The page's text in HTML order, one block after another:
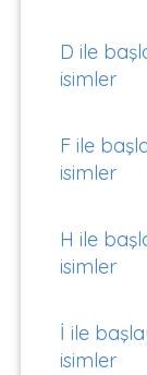
D ile
isimler
F ile
isimler
H ile
isimler
İ ile
isimler